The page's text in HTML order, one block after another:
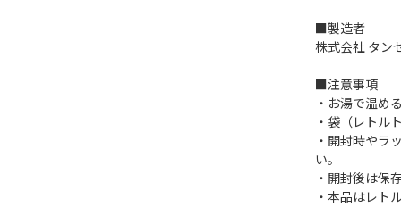
■製造者
株式会社 タン
■注意事項
・お湯で温め
・袋（レトル
・開封時やラ
い。
・開封後は保
・本品はレト